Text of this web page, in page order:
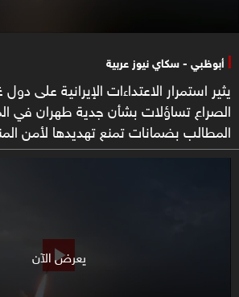
أبوظبي - سكاي نيوز عربية
يثير استمرار الاعتداءات الإيرانية على
الصراع تساؤلات بشأن جدية طهران في
المطالب بضمانات تمنع تهديدها لأمن
يعرض الآن